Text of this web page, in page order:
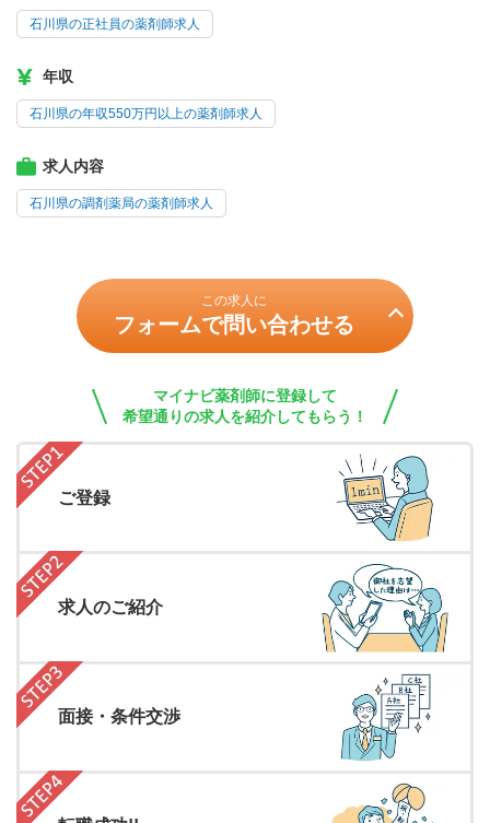
石川県の正社員の薬剤師求人
年収
石川県の年収550万円以上の薬剤師求人
求人内容
石川県の調剤薬局の薬剤師求人
この求人に
フォームで問い合わせる
マイナビ薬剤師に登録して
希望通りの求人を紹介してもらう！
ご登録
求人のご紹介
面接・条件交渉